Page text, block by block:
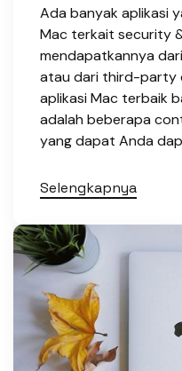
Ada banyak aplikasi
Mac terkait security
mendapatkannya
atau dari third-party
aplikasi Mac terbaik
adalah beberapa
yang dapat Anda
Selengkapnya